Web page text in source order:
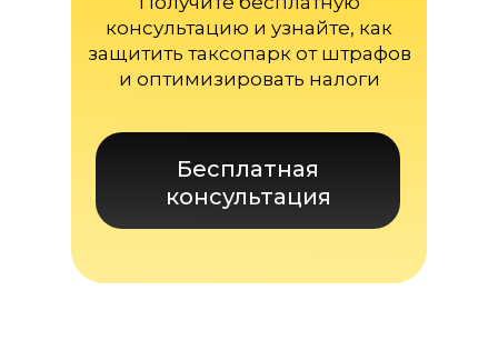
консультацию и узнайте, как
защитить таксопарк от штрафов
и оптимизировать налоги
Бесплатная
консультация